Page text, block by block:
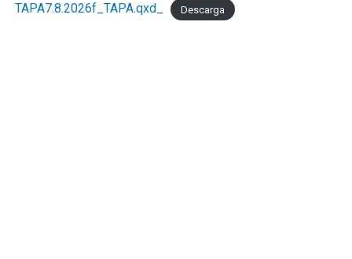
TAPA7.8.2026f_TAPA.qxd_ Descarga